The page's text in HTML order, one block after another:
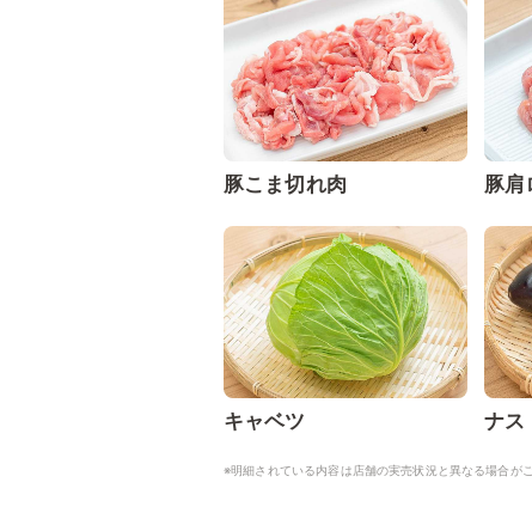
豚こま切れ肉 豚肩
キャベツ ナス
※明細されている内容は店舗の実売状況と異なる場合がご